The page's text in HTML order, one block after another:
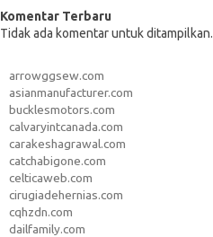
Komentar Terbaru
Tidak ada komentar untuk ditampilkan.
arrowggsew.com
asianmanufacturer.com
bucklesmotors.com
calvaryintcanada.com
carakeshagrawal.com
catchabigone.com
celticaweb.com
cirugiadehernias.com
cqhzdn.com
dailfamily.com